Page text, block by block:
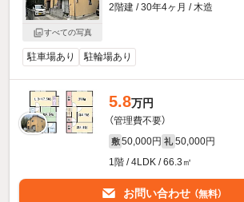
すべての写真
2階建 / 30年4ヶ月 / 木造
駐車場あり 駐輪場あり
5.8万円
（管理費不要）
敷 50,000円 礼 50,000円
1階 / 4LDK / 66.3㎡
お問い合わせ （無料）